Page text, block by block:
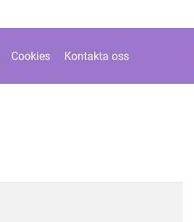
Cookies Kontakta oss